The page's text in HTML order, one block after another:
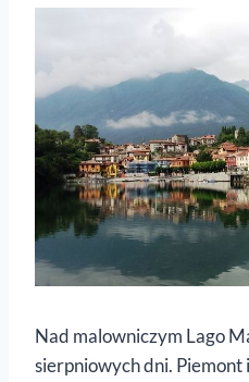
Nad malowniczym Lago
sierpniowych dni. Piemont